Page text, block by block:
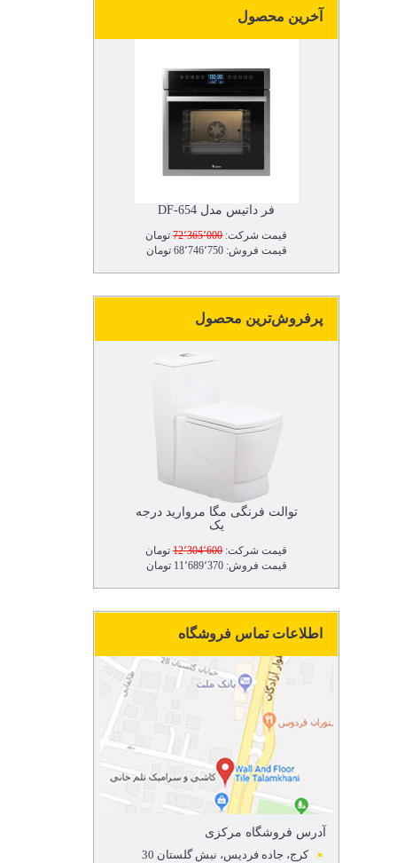
آخرین محصول
فر داتیس مدل DF-654
قیمت شرکت:72٬365٬000تومان
قیمت فروش: 68٬746٬750 تومان
پرفروش‌ترین محصول
توالت فرنگی مگا مروارید درجه
یک
قیمت شرکت:12٬304٬600تومان
قیمت فروش: 11٬689٬370 تومان
اطلاعات تماس فروشگاه
آدرس فروشگاه مرکزی
کرج، جاده فردیس، نبش گلستان 30